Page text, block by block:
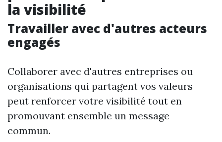
la visibilité
Travailler avec d'autres acteurs
engagés
Collaborer avec d'autres entreprises ou
organisations qui partagent vos valeurs
peut renforcer votre visibilité tout en
promouvant ensemble un message
commun.